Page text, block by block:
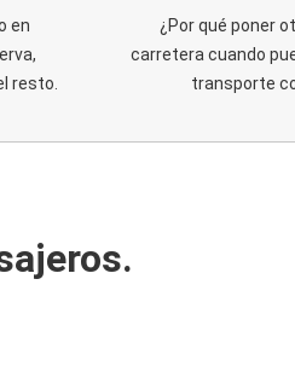
en
resto.
¿Por qué poner
carretera cuando
transporte